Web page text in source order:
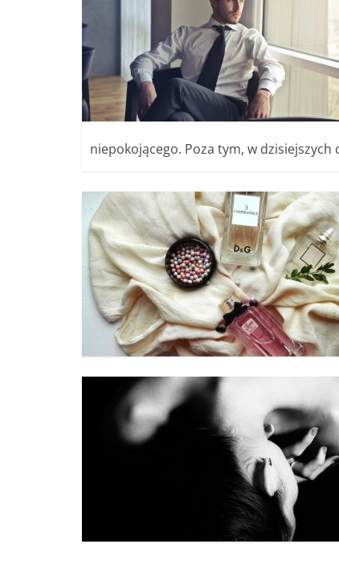
temat
niepokojącego. Poza tym, w dzisiejszych